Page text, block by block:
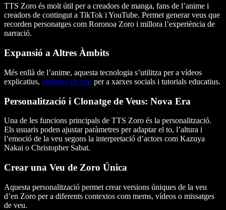
TTS Zoro és molt útil per a creadors de manga, fans de l’anime i
creadors de contingut a TikTok i YouTube. Permet generar veus que
recorden personatges com Roronoa Zoro i millora l’experiència de
narració.
Expansió a Altres Àmbits
Més enllà de l’anime, aquesta tecnologia s’utilitza per a vídeos
explicatius, clonatge de veu per a xarxes socials i tutorials educatius.
Personalització i Clonatge de Veus: Nova Era
Una de les funcions principals de TTS Zoro és la personalització.
Els usuaris poden ajustar paràmetres per adaptar el to, l’altura i
l’emoció de la veu segons la interpretació d’actors com Kazuya
Nakai o Christopher Sabat.
Crear una Veu de Zoro Única
Aquesta personalització permet crear versions úniques de la veu
d’en Zoro per a diferents contextos com mems, vídeos o missatges
de veu.